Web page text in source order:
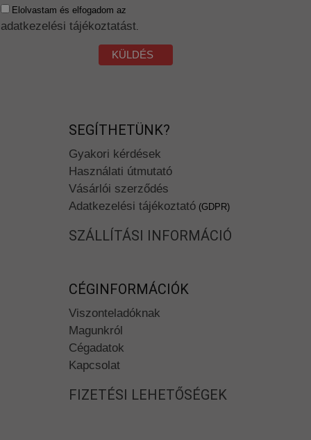
Elolvastam és elfogadom az
adatkezelési tájékoztatást
KÜLDÉS
SEGÍTHETÜNK?
Gyakori kérdések
Használati útmutató
Vásárlói szerződés
Adatkezelési tájékoztató (GDPR)
SZÁLLÍTÁSI INFORMÁCIÓ
CÉGINFORMÁCIÓK
Viszonteladóknak
Magunkról
Cégadatok
Kapcsolat
FIZETÉSI LEHETŐSÉGEK